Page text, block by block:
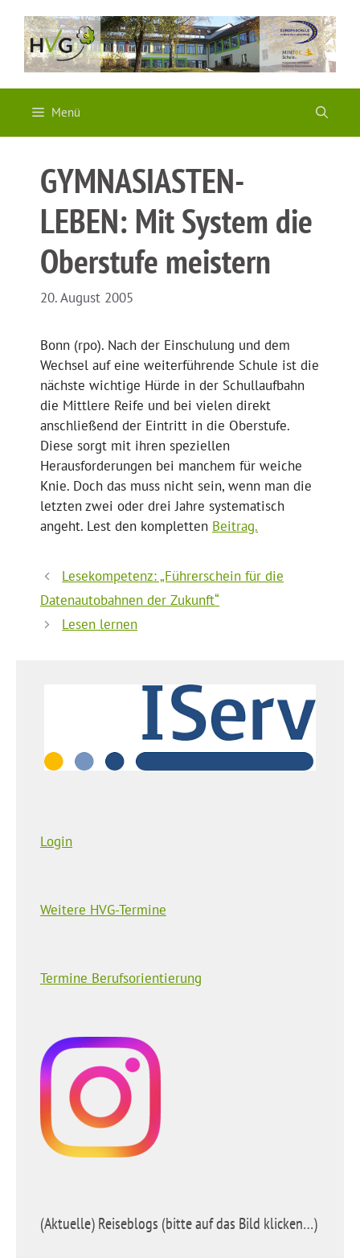
Inhalt
springen
Menü
GYMNASIASTEN-
LEBEN: Mit System die
Oberstufe meistern
20. August 2005
Bonn (rpo). Nach der Einschulung und dem
Wechsel auf eine weiterführende Schule ist die
nächste wichtige Hürde in der Schullaufbahn
die Mittlere Reife und bei vielen direkt
anschließend der Eintritt in die Oberstufe.
Diese sorgt mit ihren speziellen
Herausforderungen bei manchem für weiche
Knie. Doch das muss nicht sein, wenn man die
letzten zwei oder drei Jahre systematisch
angeht. Lest den kompletten Beitrag.
Lesekompetenz: „Führerschein für die
Datenautobahnen der Zukunft“
Lesen lernen
Login
Weitere HVG-Termine
Termine Berufsorientierung
(Aktuelle) Reiseblogs (bitte auf das Bild klicken…)